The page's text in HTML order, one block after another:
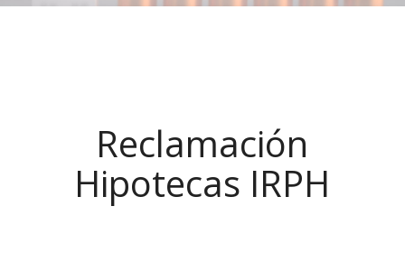
Reclamación
Hipotecas IRPH